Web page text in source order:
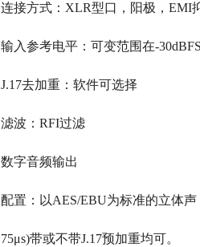
连接方式：XLR型口，阳极，EMI
输入参考电平：可变范围在-30dBFS
J.17去加重：软件可选择
滤波：RFI过滤
数字音频输出
配置：以AES/EBU为标准的立体
75μs)带或不带J.17预加重均可。